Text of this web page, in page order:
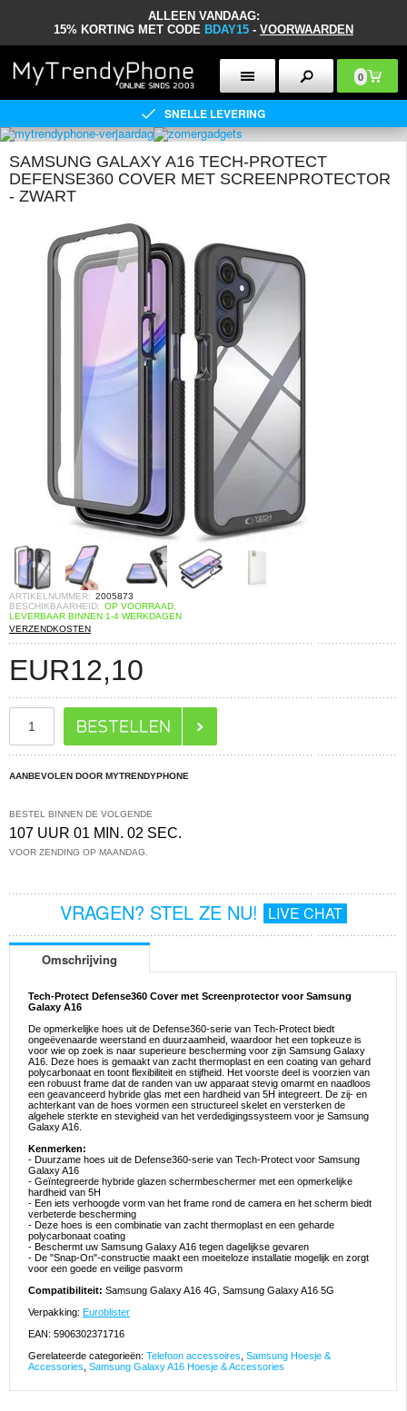
ALLEEN VANDAAG:
15% KORTING MET CODE BDAY15 - VOORWAARDEN
0
SNELLE LEVERING
SAMSUNG GALAXY A16 TECH-PROTECT
DEFENSE360 COVER MET SCREENPROTECTOR
- ZWART
ARTIKELNUMMER: 2005873
BESCHIKBAARHEID: OP VOORRAAD.
LEVERBAAR BINNEN 1-4 WERKDAGEN
VERZENDKOSTEN
EUR12,10
AANBEVOLEN DOOR MYTRENDYPHONE
BESTEL BINNEN DE VOLGENDE
107 UUR 01 MIN. 02 SEC.
VOOR ZENDING OP MAANDAG.
VRAGEN? STEL ZE NU! LIVE CHAT
Omschrijving
Tech-Protect Defense360 Cover met Screenprotector voor Samsung
Galaxy A16
De opmerkelijke hoes uit de Defense360-serie van Tech-Protect biedt
ongeëvenaarde weerstand en duurzaamheid, waardoor het een topkeuze is
voor wie op zoek is naar superieure bescherming voor zijn Samsung Galaxy
A16. Deze hoes is gemaakt van zacht thermoplast en een coating van gehard
polycarbonaat en toont flexibiliteit en stijfheid. Het voorste deel is voorzien van
een robuust frame dat de randen van uw apparaat stevig omarmt en naadloos
een geavanceerd hybride glas met een hardheid van 5H integreert. De zij- en
achterkant van de hoes vormen een structureel skelet en versterken de
algehele sterkte en stevigheid van het verdedigingssysteem voor je Samsung
Galaxy A16.
Kenmerken:
- Duurzame hoes uit de Defense360-serie van Tech-Protect voor Samsung
Galaxy A16
- Geïntegreerde hybride glazen schermbeschermer met een opmerkelijke
hardheid van 5H
- Een iets verhoogde vorm van het frame rond de camera en het scherm biedt
verbeterde bescherming
- Deze hoes is een combinatie van zacht thermoplast en een geharde
polycarbonaat coating
- Beschermt uw Samsung Galaxy A16 tegen dagelijkse gevaren
- De "Snap-On"-constructie maakt een moeiteloze installatie mogelijk en zorgt
voor een goede en veilige pasvorm
Compatibiliteit: Samsung Galaxy A16 4G, Samsung Galaxy A16 5G
Verpakking: Euroblister
EAN: 5906302371716
Gerelateerde categorieën: Telefoon accessoires Samsung Hoesje &
Accessories Samsung Galaxy A16 Hoesje & Accessories